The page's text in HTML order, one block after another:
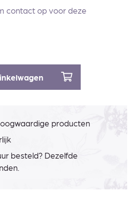
contact op voor deze
producten
besteld? Dezelfde